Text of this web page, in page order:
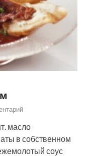
масло
в собственном
соус